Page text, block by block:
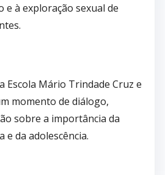
e à exploração sexual de
Escola Mário Trindade Cruz e
momento de diálogo,
sobre a importância da
e da adolescência.